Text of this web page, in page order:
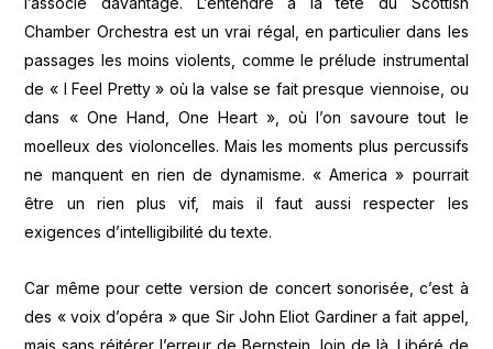
Chamber Orchestra est un vrai régal, en particulier dans les
passages les moins violents, comme le prélude instrumental
de « I Feel Pretty » où la valse se fait presque viennoise, ou
dans « One Hand, One Heart », où l’on savoure tout le
moelleux des violoncelles. Mais les moments plus percussifs
ne manquent en rien de dynamisme. « America » pourrait
être un rien plus vif, mais il faut aussi respecter les
exigences d’intelligibilité du texte.
Car même pour cette version de concert sonorisée, c’est à
des « voix d’opéra » que Sir John Eliot Gardiner a fait appel,
mais sans réitérer l’erreur de Bernstein, loin de là. Libéré de